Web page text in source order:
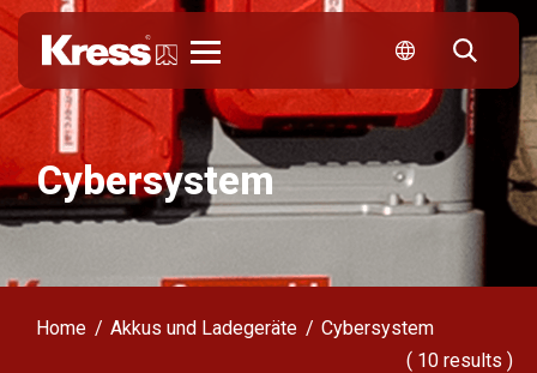
Cybersystem
Home Akkus und Ladegeräte
Cybersystem
( 10 results )